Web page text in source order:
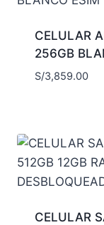
CELULAR
256GB
S/3,859.00
CELULAR